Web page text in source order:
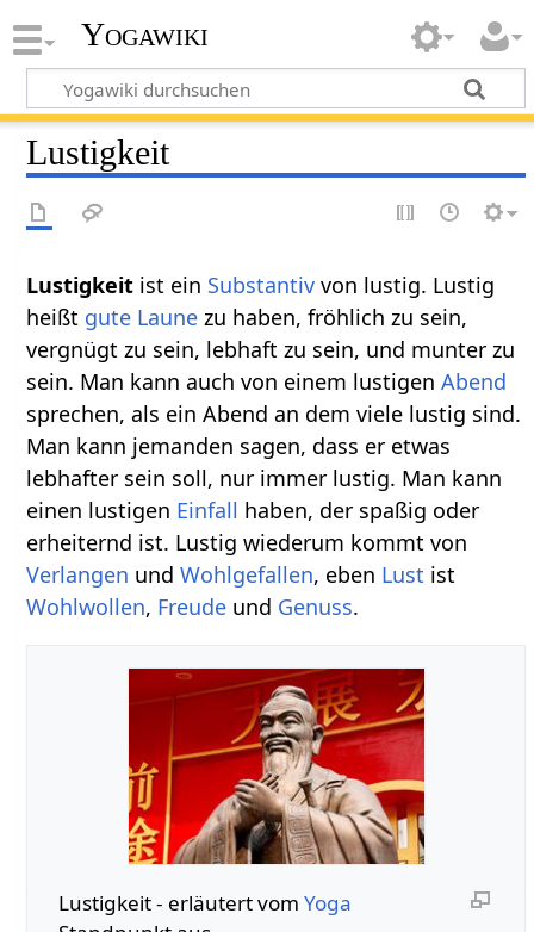
Yogawiki
Lustigkeit
ist ein Substantiv von lustig. Lustig
heißt gute Laune zu haben, fröhlich zu sein,
vergnügt zu sein, lebhaft zu sein, und munter zu
sein. Man kann auch von einem lustigenAbend
sprechen, als ein Abend an dem viele lustig sind.
Man kann jemanden sagen, dass er etwas
lebhafter sein soll, nur immer lustig. Man kann
einen lustigen Einfall haben, der spaßig oder
erheiternd ist. Lustig wiederum kommt von
Verlangen undWohlgefallen, eben Lust ist
Wohlwollen, Freude und Genuss.
Lustigkeit‏‎ - erläutert vom Yoga